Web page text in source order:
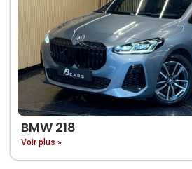
BMW 218
Voir plus »